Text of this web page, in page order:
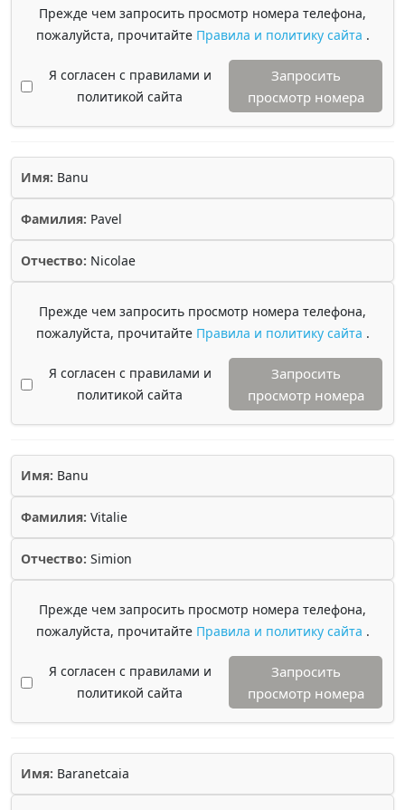
Прежде чем запросить просмотр номера телефона,
пожалуйста, прочитайте Правила и политику сайта .
Я согласен с правилами и
политикой сайта
Запросить
просмотр номера
Имя: Banu
Фамилия: Pavel
Отчество: Nicolae
Прежде чем запросить просмотр номера телефона,
пожалуйста, прочитайте Правила и политику сайта .
Я согласен с правилами и
политикой сайта
Запросить
просмотр номера
Имя: Banu
Фамилия: Vitalie
Отчество: Simion
Прежде чем запросить просмотр номера телефона,
пожалуйста, прочитайте Правила и политику сайта .
Я согласен с правилами и
политикой сайта
Запросить
просмотр номера
Имя: Baranetcaia